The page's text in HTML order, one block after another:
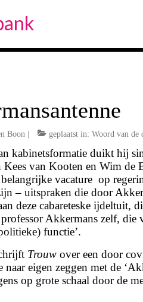
Boon geplaatst in: Woord van de
kabinetsformatie duikt hij
Kees van Kooten en Wim de
vacature op
– uitspraken die door
deze cabareteske ijdeltuit,
Akkermans zelf,
func­tie’.
Trouw over een door
naar eigen zeggen met de
op grote schaal door de